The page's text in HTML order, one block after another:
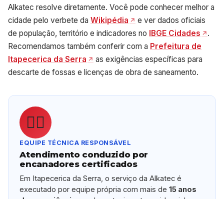
Alkatec resolve diretamente. Você pode conhecer melhor a
cidade pelo verbete da Wikipédia
e ver dados oficiais
de população, território e indicadores no IBGE Cidades
.
Recomendamos também conferir com a Prefeitura de
Itapecerica da Serra
as exigências específicas para
descarte de fossas e licenças de obra de saneamento.
👷‍♂️
EQUIPE TÉCNICA RESPONSÁVEL
Atendimento conduzido por
encanadores certificados
Em Itapecerica da Serra, o serviço da Alkatec é
executado por equipe própria com mais de15 anos